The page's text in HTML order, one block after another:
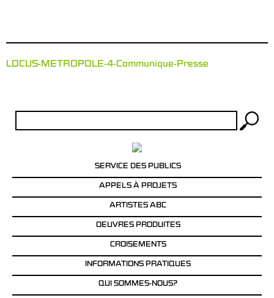
LOCUS-METROPOLE-4-Communique-Presse
SERVICE DES PUBLICS
APPELS À PROJETS
ARTISTES ABC
OEUVRES PRODUITES
CROISEMENTS
INFORMATIONS PRATIQUES
QUI SOMMES-NOUS?